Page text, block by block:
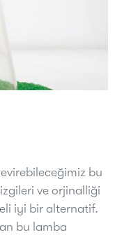
bu
ve orjinalliği
iyi bir alternatif.
bu lamba